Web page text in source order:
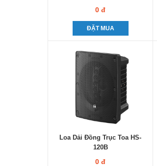
0 đ
ĐẶT MUA
Loa Dải Đồng Trục Toa HS-
120B
0 đ